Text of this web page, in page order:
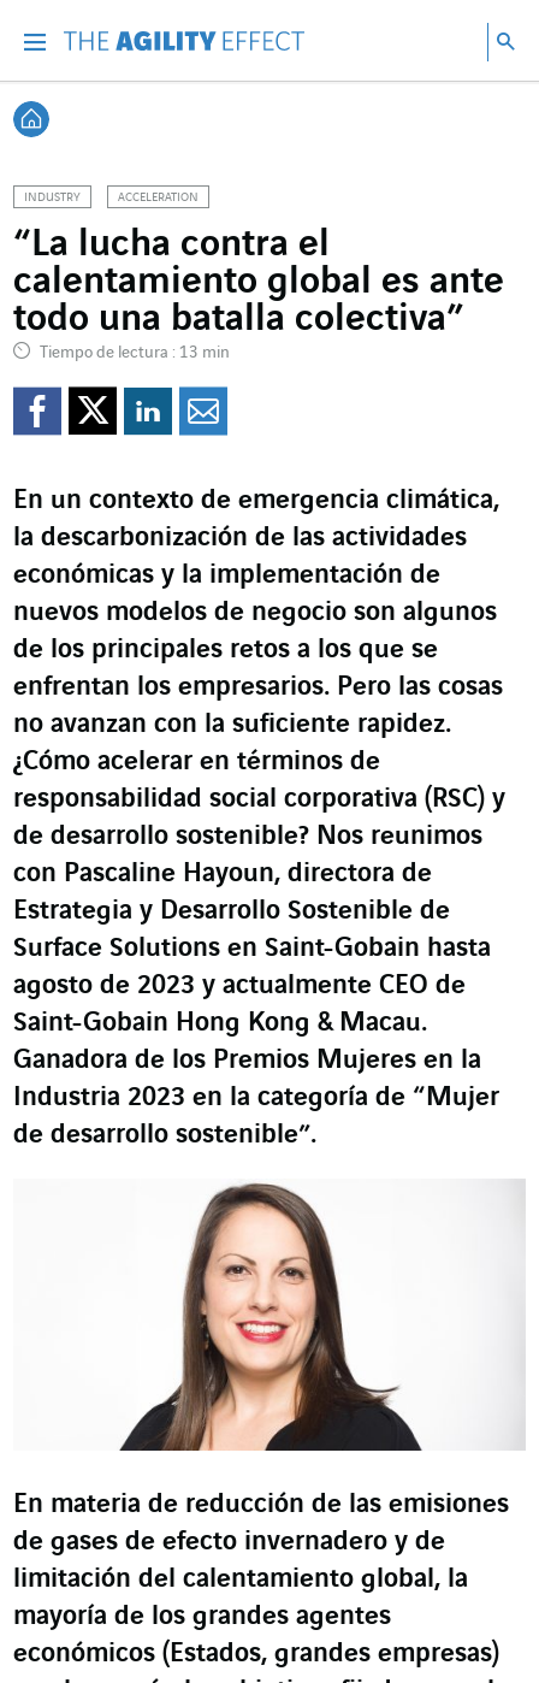
Volver a Inicio
INDUSTRY ACCELERATION
“La lucha contra el
calentamiento global es ante
todo una batalla colectiva”
Tiempo de lectura : 13 min
Compartir en Facebook
Compartir en
Compartir en
En un contexto de emergencia climática,
la descarbonización de las actividades
económicas y la implementación de
nuevos modelos de negocio son algunos
de los principales retos a los que se
enfrentan los empresarios. Pero las cosas
no avanzan con la suficiente rapidez.
¿Cómo acelerar en términos de
responsabilidad social corporativa (RSC) y
de desarrollo sostenible? Nos reunimos
con Pascaline Hayoun, directora de
Estrategia y Desarrollo Sostenible de
Surface Solutions en Saint-Gobain hasta
agosto de 2023 y actualmente CEO de
Saint-Gobain Hong Kong & Macau.
Ganadora de los Premios Mujeres en la
Industria 2023 en la categoría de “Mujer
de desarrollo sostenible”.
En materia de reducción de las emisiones
de gases de efecto invernadero y de
limitación del calentamiento global, la
mayoría de los grandes agentes
económicos (Estados, grandes empresas)